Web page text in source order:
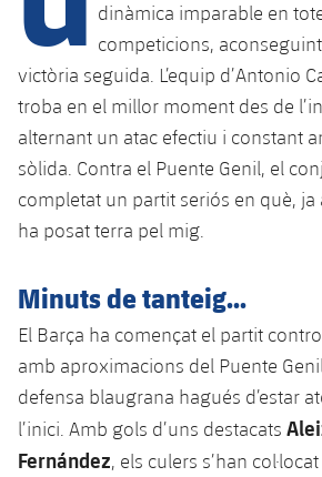
plusicon
més
Instal·lacions
Spotify Camp Nou
Estadi Johan Cruyff
Barça Cafe
Ciutat Esportiva
plusicon
més
Serveis
plusicon
més
dinàmica imparable en
competicions,
victòria seguida. L’equip d’Antonio
troba en el millor moment des de
alternant un atac efectiu i constant
sòlida. Contra el Puente Genil, el
completat un partit seriós en què, ja
ha posat terra pel mig.
Minuts de tanteig...
El Barça ha començat el partit
amb aproximacions del Puente
defensa blaugrana hagués d’estar
l’inici. Amb gols d’uns destacats
Fernández, els culers s’han